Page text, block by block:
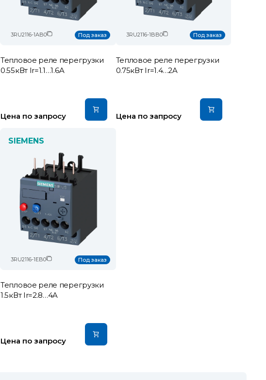
3RU2116-1AB0 Под заказ
Тепловое реле перегрузки
0.55кВт Ir=1.1…1.6A
Цена по запросу
3RU2116-1BB0 Под заказ
Тепловое реле перегрузки
0.75кВт Ir=1.4…2A
Цена по запросу
SIEMENS
3RU2116-1EB0 Под заказ
Тепловое реле перегрузки
1.5кВт Ir=2.8…4A
Цена по запросу